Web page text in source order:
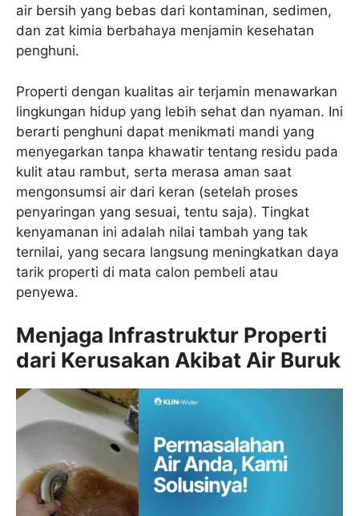
air bersih yang bebas dari kontaminan, sedimen,
dan zat kimia berbahaya menjamin kesehatan
penghuni.
Properti dengan kualitas air terjamin menawarkan
lingkungan hidup yang lebih sehat dan nyaman. Ini
berarti penghuni dapat menikmati mandi yang
menyegarkan tanpa khawatir tentang residu pada
kulit atau rambut, serta merasa aman saat
mengonsumsi air dari keran (setelah proses
penyaringan yang sesuai, tentu saja). Tingkat
kenyamanan ini adalah nilai tambah yang tak
ternilai, yang secara langsung meningkatkan daya
tarik properti di mata calon pembeli atau
penyewa.
Menjaga Infrastruktur Properti
dari Kerusakan Akibat Air Buruk